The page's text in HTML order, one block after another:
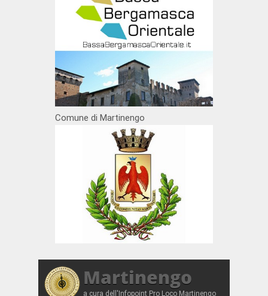
Comune di Martinengo
Martinengo
a cura dell'Infopoint Pro Loco Martinengo